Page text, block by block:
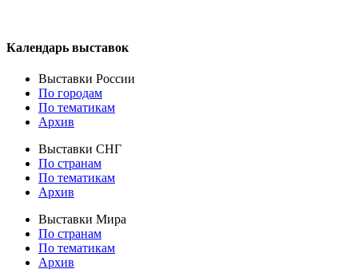
Календарь выставок
Выставки России
По городам
По тематикам
Архив
Выставки СНГ
По странам
По тематикам
Архив
Выставки Мира
По странам
По тематикам
Архив